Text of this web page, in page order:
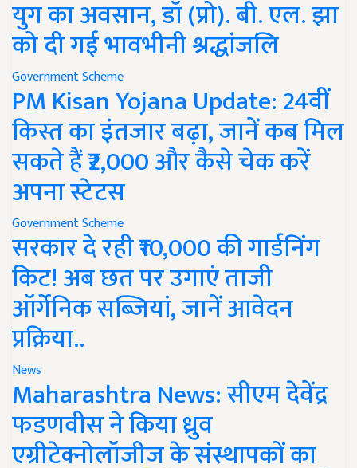
युग का अवसान, डॉ (प्रो). बी. एल. झा
को दी गई भावभीनी श्रद्धांजलि
Government Scheme
PM Kisan Yojana Update: 24वीं
किस्त का इंतजार बढ़ा, जानें कब मिल
सकते हैं ₹2,000 और कैसे चेक करें
अपना स्टेटस
Government Scheme
सरकार दे रही ₹10,000 की गार्डनिंग
किट! अब छत पर उगाएं ताजी
ऑर्गेनिक सब्जियां, जानें आवेदन
प्रक्रिया..
News
Maharashtra News: सीएम देवेंद्र
फडणवीस ने किया ध्रुव
एग्रीटेक्नोलॉजीज के संस्थापकों का